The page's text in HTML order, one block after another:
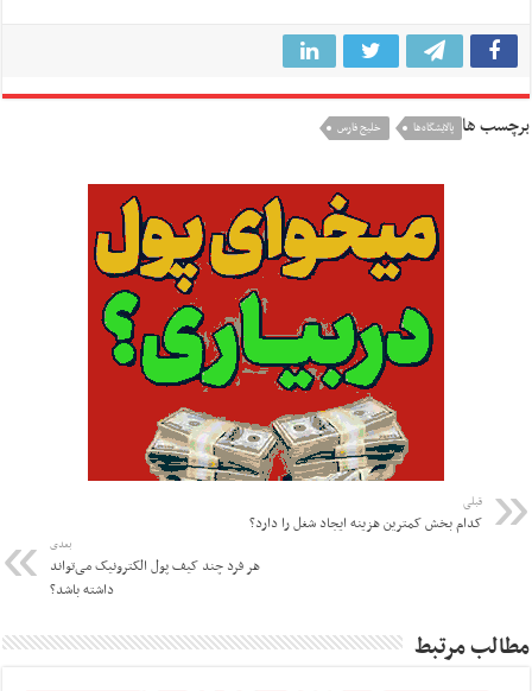
برچسب ها پالایشگاه‌ها خلیج فارس
قبلی
کدام بخش کمترین هزینه ایجاد شغل را دارد؟
بعدی
هر فرد چند کیف پول الکترونیک می‌تواند
داشته باشد؟
مطالب مرتبط